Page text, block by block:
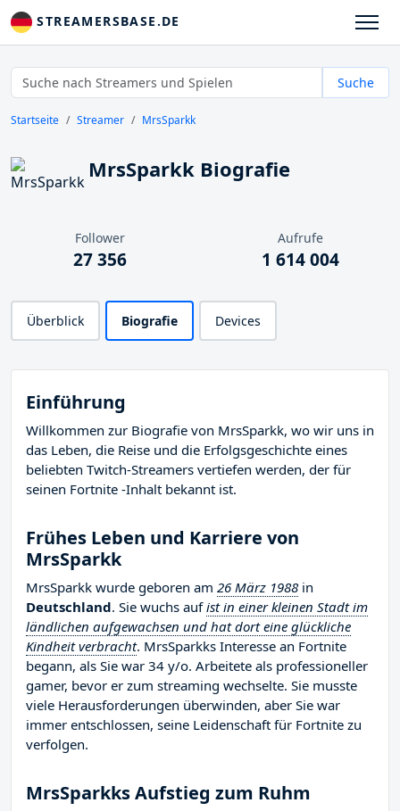
STREAMERSBASE.DE
Suche
Startseite Streamer MrsSparkk
MrsSparkk Biografie
Follower
27 356
Aufrufe
1 614 004
Überblick Biografie Devices
Einführung
Willkommen zur Biografie von MrsSparkk, wo wir uns in
das Leben, die Reise und die Erfolgsgeschichte eines
beliebten Twitch-Streamers vertiefen werden, der für
seinen Fortnite -Inhalt bekannt ist.
Frühes Leben und Karriere von
MrsSparkk
MrsSparkk wurde geboren am 26 März 1988 in
Deutschland. Sie wuchs aufist in einer kleinen Stadt im
ländlichen aufgewachsen und hat dort eine glückliche
Kindheit verbracht. MrsSparkks Interesse an Fortnite
begann, als Sie war 34 y/o. Arbeitete als professioneller
gamer, bevor er zum streaming wechselte. Sie musste
viele Herausforderungen überwinden, aber Sie war
immer entschlossen, seine Leidenschaft für Fortnite zu
verfolgen.
MrsSparkks Aufstieg zum Ruhm